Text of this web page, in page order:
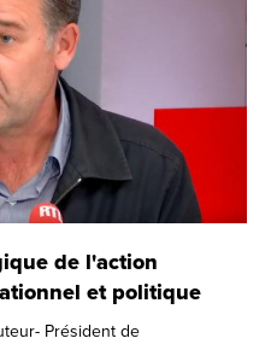
de l'action
et politique
Président de